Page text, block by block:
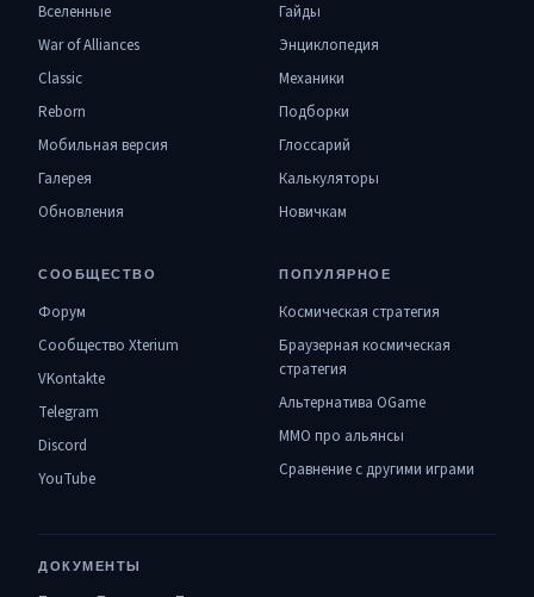
Вселенные
War of Alliances
Classic
Reborn
Мобильная версия
Галерея
Обновления
Гайды
Энциклопедия
Механики
Подборки
Глоссарий
Калькуляторы
Новичкам
СООБЩЕСТВО
Форум
Сообщество Xterium
VKontakte
Telegram
Discord
YouTube
ПОПУЛЯРНОЕ
Космическая стратегия
Браузерная космическая
стратегия
Альтернатива OGame
MMO про альянсы
Сравнение с другими играми
ДОКУМЕНТЫ